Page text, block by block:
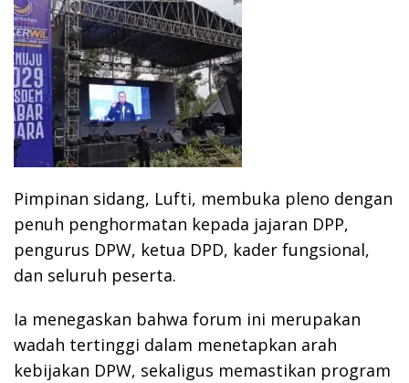
Pimpinan sidang, Lufti, membuka pleno dengan
penuh penghormatan kepada jajaran DPP,
pengurus DPW, ketua DPD, kader fungsional,
dan seluruh peserta.
Ia menegaskan bahwa forum ini merupakan
wadah tertinggi dalam menetapkan arah
kebijakan DPW, sekaligus memastikan program